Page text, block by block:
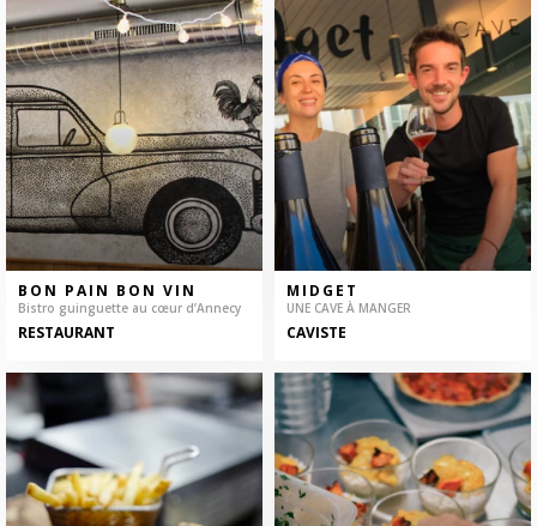
BON PAIN BON VIN
Bistro guinguette au cœur d’Annecy
RESTAURANT
MIDGET
UNE CAVE À MANGER
CAVISTE